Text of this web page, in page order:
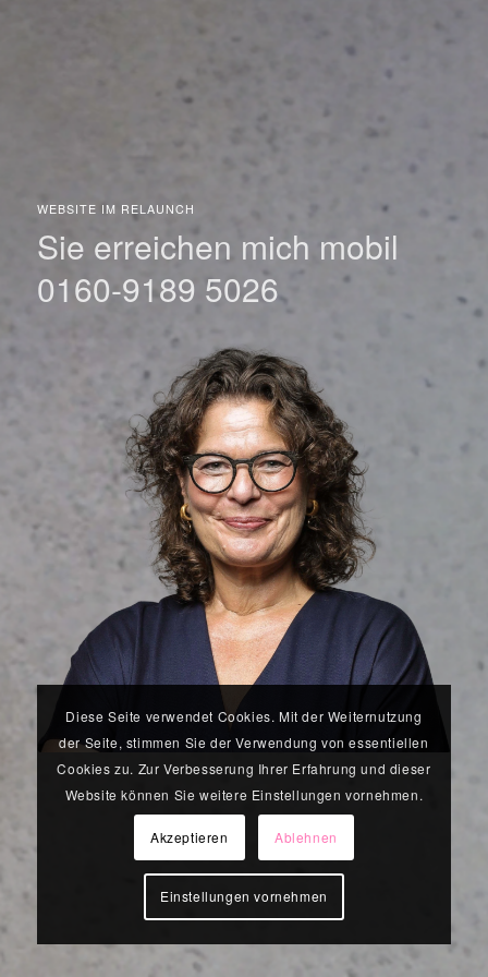
WEBSITE IM RELAUNCH
Sie erreichen mich mobil
0160-9189 5026
Diese Seite verwendet Cookies. Mit der Weiternutzung
der Seite, stimmen Sie der Verwendung von essentiellen
Cookies zu. Zur Verbesserung Ihrer Erfahrung und dieser
Website können Sie weitere Einstellungen vornehmen.
Akzeptieren Ablehnen
Einstellungen vornehmen